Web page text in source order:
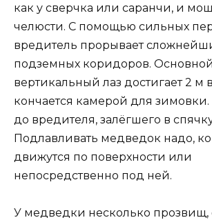
как у сверчка или саранчи, и
челюсти. С помощью сильных
вредитель прорывает
подземных коридоров. Основной
вертикальный лаз достигает 2 м
кончается камерой для зимовки.
до вредителя, залёгшего в
Подлавливать медведок надо,
движутся по поверхности или
непосредственно под ней.
У медведки несколько прозвищ,